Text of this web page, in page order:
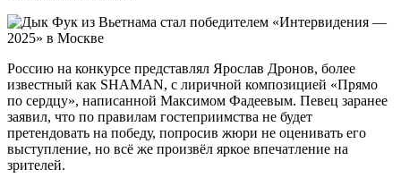
Россию на конкурсе представлял Ярослав Дронов, более
известный как SHAMAN, с лиричной композицией «Прямо
по сердцу», написанной Максимом Фадеевым. Певец заранее
заявил, что по правилам гостеприимства не будет
претендовать на победу, попросив жюри не оценивать его
выступление, но всё же произвёл яркое впечатление на
зрителей.